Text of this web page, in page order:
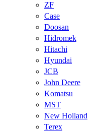
ZF
Case
Doosan
Hidromek
Hitachi
Hyundai
JCB
John Deere
Komatsu
MST
New Holland
Terex